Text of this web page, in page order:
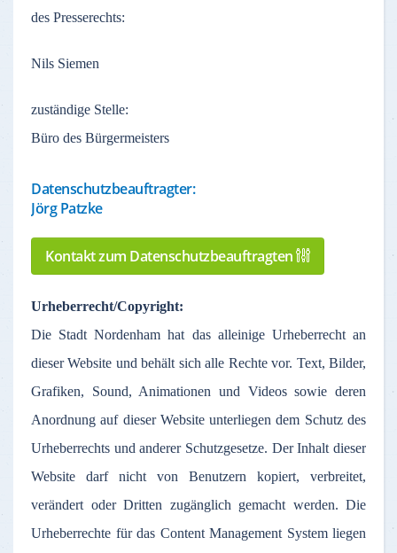
des Presserechts:
Nils Siemen
zuständige Stelle:
Büro des Bürgermeisters
Datenschutzbeauftragter:
Jörg Patzke
Kontakt zum Datenschutzbeauftragten
Urheberrecht/Copyright:
Die StadtNordenham hat das alleinige Urheberrechtan
dieserWebsite undbehält sich alle Rechte vor. Text,Bilder,
Grafiken, Sound, Animationen und Videossowie deren
Anordnung auf dieserWebsiteunterliegen dem Schutzdes
Urheberrechts undanderer Schutzgesetze. Der Inhalt dieser
Website darf nicht von Benutzern kopiert, verbreitet,
verändert oder Dritten zugänglich gemacht werden. Die
Urheberrechte für das Content Management System liegen